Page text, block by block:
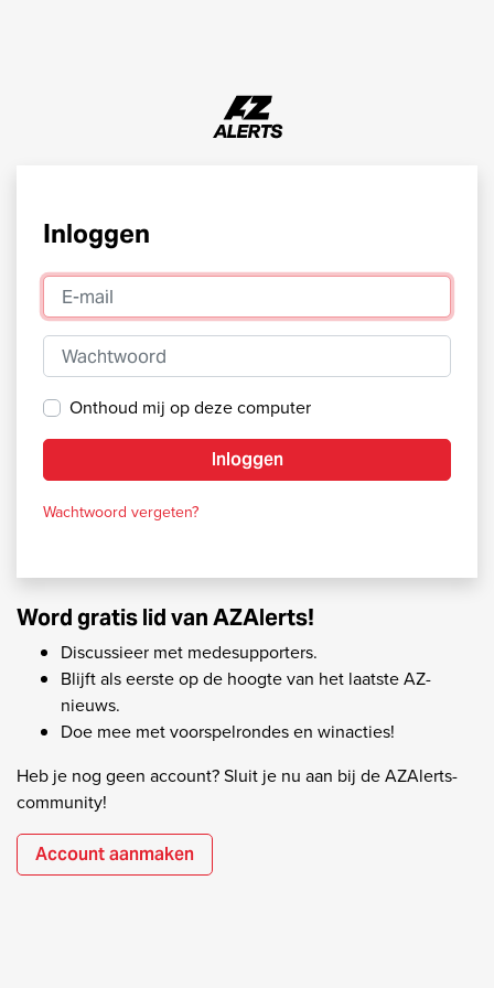
Inloggen
E-mail
Wachtwoord
Onthoud mij op deze computer
Inloggen
Wachtwoord vergeten?
Word gratis lid van AZAlerts!
Discussieer met medesupporters.
Blijft als eerste op de hoogte van het laatste AZ-
nieuws.
Doe mee met voorspelrondes en winacties!
Heb je nog geen account? Sluit je nu aan bij de AZAlerts-
community!
Account aanmaken